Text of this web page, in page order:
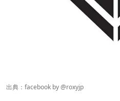
出典：facebook by@roxyjp